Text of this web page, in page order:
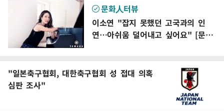
문화人터뷰
이소연 "잡지 못했던 고국과의 인
연…아쉬움 덜어내고 싶어요" [문화
"일본축구협회, 대한축구협회 성 접대 의혹
심판 조사"